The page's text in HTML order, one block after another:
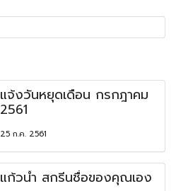
แจ้งวันหยุดเดือน กรกฎาคม
2561
25 ก.ค. 2561
แก้วน้ำ สกรีนชื่อของคุณเอง